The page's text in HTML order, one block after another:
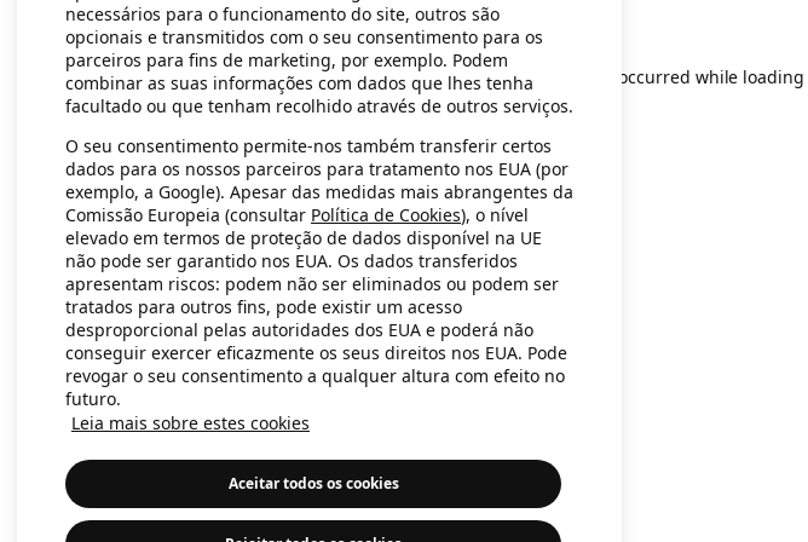
Application error: a client-side exception has occurred while loading
necessários para o funcionamento do site, outros são
opcionais e transmitidos com o seu consentimento para os
parceiros para fins de marketing, por exemplo. Podem
combinar as suas informações com dados que lhes tenha
facultado ou que tenham recolhido através de outros serviços.
O seu consentimento permite-nos também transferir certos
dados para os nossos parceiros para tratamento nos EUA (por
exemplo, a Google). Apesar das medidas mais abrangentes da
Comissão Europeia (consultar Política de Cookies), o nível
elevado em termos de proteção de dados disponível na UE
não pode ser garantido nos EUA. Os dados transferidos
apresentam riscos: podem não ser eliminados ou podem ser
tratados para outros fins, pode existir um acesso
desproporcional pelas autoridades dos EUA e poderá não
conseguir exercer eficazmente os seus direitos nos EUA. Pode
revogar o seu consentimento a qualquer altura com efeito no
futuro.
Leia mais sobre estes cookies
Aceitar todos os cookies